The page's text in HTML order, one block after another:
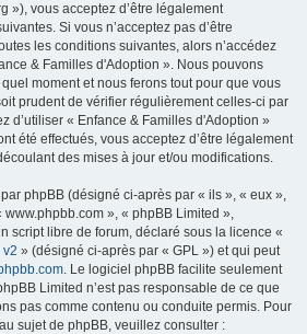
»), vous acceptez d’être légalement
Si vous n’acceptez pas d’être
les conditions suivantes, alors n’accédez
& Familles d'Adoption ». Nous pouvons
moment et nous ferons tout pour que vous
prudent de vérifier régulièrement celles-ci par
d’utiliser « Enfance & Familles d'Adoption »
été effectués, vous acceptez d’être légalement
des mises à jour et/ou modifications.
phpBB (désigné ci-après par « ils », « eux »,
», « phpBB Limited »,
script libre de forum, déclaré sous la licence «
v2 » (désigné ci-après par « GPL ») et qui peut
. Le logiciel phpBB facilite seulement
Limited n’est pas responsable de ce que
pas comme contenu ou conduite permis. Pour
sujet de phpBB, veuillez consulter :